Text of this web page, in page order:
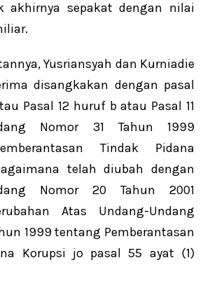
akhirnya sepakat dengan nilai
Yusriansyah dan Kurniadie
disangkakan dengan pasal
Pasal 12 huruf b atau Pasal 11
Nomor 31 Tahun 1999
Tindak Pidana
telah diubah dengan
Nomor 20 Tahun 2001
Atas Undang-Undang
1999 tentang Pemberantasan
Korupsi jo pasal 55 ayat (1)